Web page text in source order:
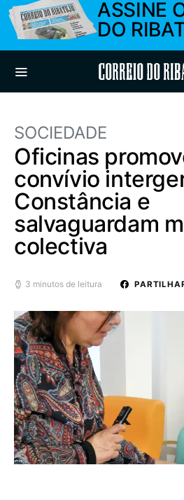
ASSINE
DO
Correio do
SOCIEDADE
Oficinas
convívio
Constância e
salvaguardam
colectiva
3 minutos de leitura